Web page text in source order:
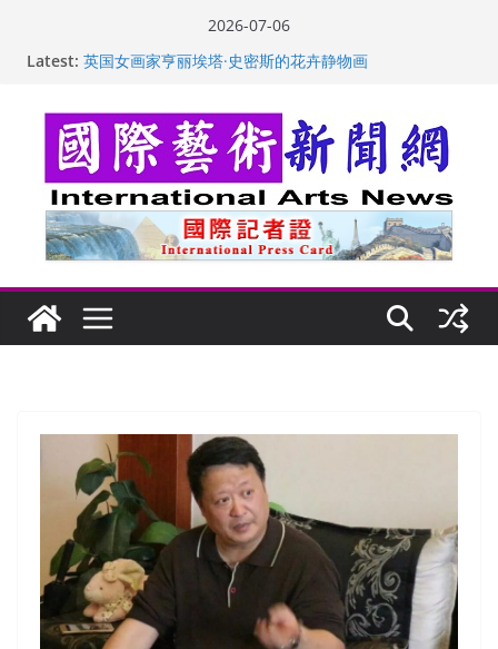
2026-07-06
Latest: “梵心”归处：一场展览 连着攀枝花的千里乡愁
美国人
玛丽安娜·卡拉切娃的绘画：幽默和难以言喻的快乐
苏方 ：“字”得其乐